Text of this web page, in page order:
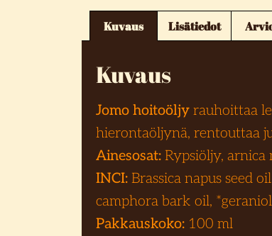
Kuvaus Lisätiedot
Kuvaus
Jomo hoitoöljy rauhoittaa
hierontaöljynä, rentouttaa
Ainesosat: Rypsiöljy,
INCI: Brassica napus seed
camphora bark oil,
Pakkauskoko: 100 ml